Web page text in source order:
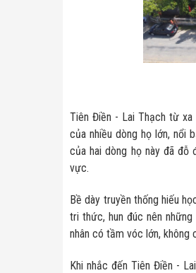
Tiên Điền - Lai Thạch từ
của nhiều dòng họ lớn, nổi
của hai dòng họ này đã
vực.
Bề dày truyền thống hiếu
tri thức, hun đúc nên
nhân có tầm vóc lớn, không
Khi nhắc đến Tiên Điền -